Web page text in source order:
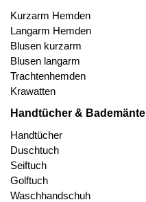
Kurzarm Hemden
Langarm Hemden
Blusen kurzarm
Blusen langarm
Trachtenhemden
Krawatten
Handtücher & Bademäntel
Handtücher
Duschtuch
Seiftuch
Golftuch
Waschhandschuh